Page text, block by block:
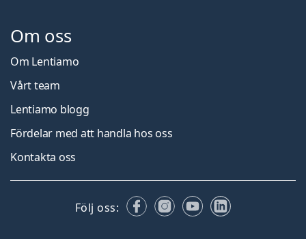
Om oss
Om Lentiamo
Vårt team
Lentiamo blogg
Fördelar med att handla hos oss
Kontakta oss
Följ oss: FacebookInstagram
YouTubeLinkedIn